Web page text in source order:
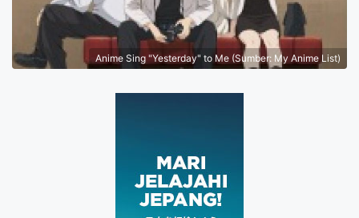
Anime Sing "Yesterday" to Me (Sumber: My Anime List)